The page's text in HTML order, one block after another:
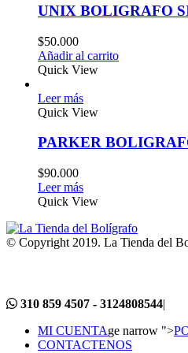
UNIX BOLIGRAFO
$50.000
Añadir al carrito
Quick View
Leer más
Quick View
PARKER
$90.000
Leer más
Quick View
© Copyright 2019. La Tienda del
310 859 4507 - 3124808544|
MI CUENTAge narrow ">
CONTACTENOS